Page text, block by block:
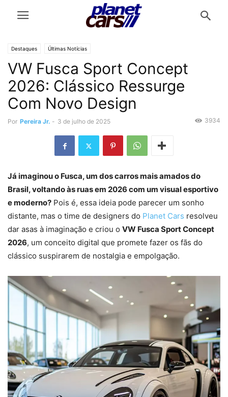
Destaques Últimas Notícias
VW Fusca Sport Concept
2026: Clássico Ressurge
Com Novo Design
Por Pereira Jr. - 3 de julho de 2025 3934
Já imaginou o Fusca, um dos carros mais amados do
Brasil, voltando às ruas em 2026 com um visual esportivo
e moderno? Pois é, essa ideia pode parecer um sonho
distante, mas o time de designers do Planet Cars resolveu
dar asas à imaginação e criou o VW Fusca Sport Concept
2026, um conceito digital que promete fazer os fãs do
clássico suspirarem de nostalgia e empolgação.